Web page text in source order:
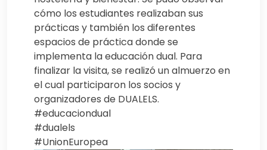
cómo los estudiantes realizaban sus
prácticas y también los diferentes
espacios de práctica donde se
implementa la educación dual. Para
finalizar la visita, se realizó un almuerzo en
el cual participaron los socios y
organizadores de DUALELS.
#educaciondual
#dualels
#UnionEuropea